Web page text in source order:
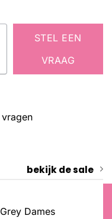
STEL EEN
VRAAG
bekijk de sale
Dames